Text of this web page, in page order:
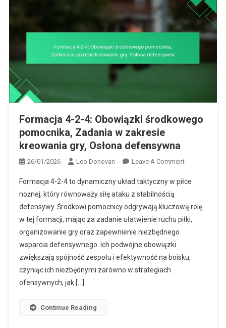
Formacja 4-2-4: Obowiązki środkowego
pomocnika, Zadania w zakresie
kreowania gry, Osłona defensywna
26/01/2026 Leo Donovan Leave A CommentOn
4-
4:
Obowiązki
Zadania
Formacja 4-2-4 to dynamiczny układ taktyczny w piłce
nożnej, który równoważy siłę ataku z stabilnością
defensywy. Środkowi pomocnicy odgrywają kluczową rolę
w tej formacji, mając za zadanie ułatwienie ruchu piłki,
organizowanie gry oraz zapewnienie niezbędnego
wsparcia defensywnego. Ich podwójne obowiązki
zwiększają spójność zespołu i efektywność na boisku,
czyniąc ich niezbędnymi zarówno w strategiach
ofensywnych, jak […]
Continue Reading